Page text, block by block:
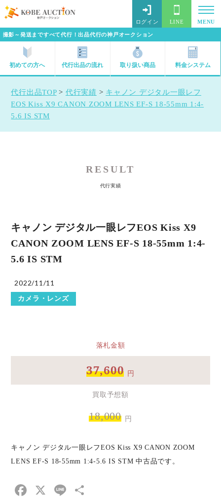
撮影～発送まですべて代行！出品代行の神戸オークション
ログイン LINE MENU
初めての方へ 代行出品の流れ 取り扱い商品 料金システム
代行出品TOP> 代行実績 > キャノン デジタル一眼レフ
EOS Kiss X9 CANON ZOOM LENS EF-S 18-55mm 1:4-
5.6 IS STM
RESULT
代行実績
キャノン デジタル一眼レフEOS Kiss X9
CANON ZOOM LENS EF-S 18-55mm 1:4-
5.6 IS STM
2022/11/11
カメラ・レンズ
落札金額
37,600 円
買取予想額
18,000 円
キャノン デジタル一眼レフEOS Kiss X9 CANON ZOOM
LENS EF-S 18-55mm 1:4-5.6 IS STM 中古品です。
Facebook
X Line